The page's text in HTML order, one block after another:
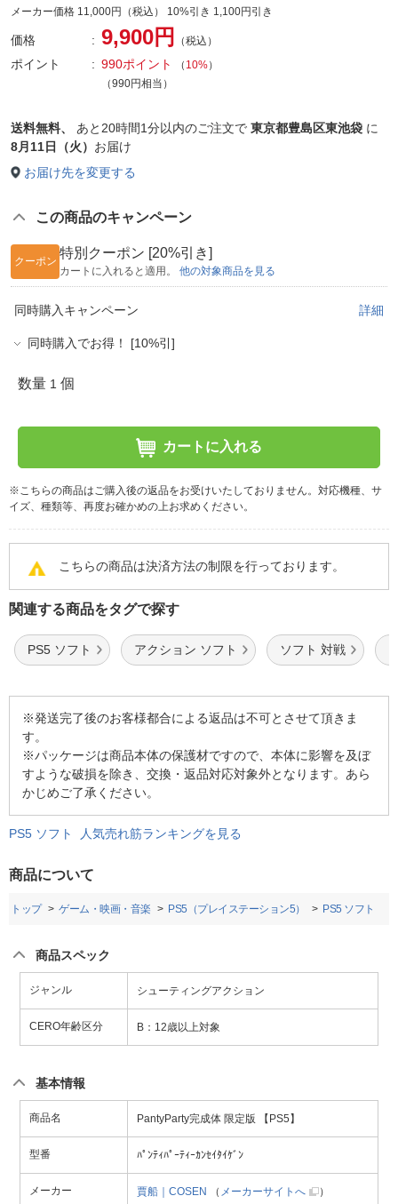
メーカー価格 11,000円（税込） 10%引き 1,100円引き
価格 9,900円 （税込）
ポイント 990ポイント （ 10%）
（990円相当）
送料無料、 あと 20時間1分以内のご注文で 東京都豊島区東池袋 に
8月11日（火） お届け
お届け先を変更する
この商品のキャンペーン
クーポン
特別クーポン [20%引き]
カートに入れると適用。 他の対象商品を見る
同時購入キャンペーン 詳細
同時購入でお得！ [10%引]
数量 1 個
カートに入れる
※こちらの商品はご購入後の返品をお受けいたしておりません。対応機種、サ
イズ、種類等、再度お確かめの上お求めください。
こちらの商品は決済方法の制限を行っております。
関連する商品をタグで探す
PS5 ソフト アクション ソフト ソフト 対戦
※発送完了後のお客様都合による返品は不可とさせて頂きま
す。
※パッケージは商品本体の保護材ですので、本体に影響を及ぼ
すような破損を除き、交換・返品対応対象外となります。あら
かじめご了承ください。
PS5 ソフト 人気売れ筋ランキングを見る
商品について
トップ ゲーム・映画・音楽 PS5（プレイステーション5） PS5 ソフト
商品スペック
ジャンル シューティングアクション
CERO年齢区分 B：12歳以上対象
基本情報
商品名 PantyParty完成体 限定版 【PS5】
型番 ﾊﾟﾝﾃｨﾊﾟｰﾃｨｰｶﾝｾｲﾀｲｹﾞﾝ
メーカー 賈船｜COSEN （ メーカーサイトへ ）